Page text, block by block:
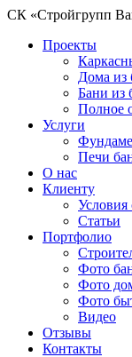
СК «Стройгрупп
Проекты
Дома из
Бани из
Полное
Услуги
Печи
О нас
Клиенту
Условия
Статьи
Портфолио
Фото
Фото
Фото
Видео
Отзывы
Контакты